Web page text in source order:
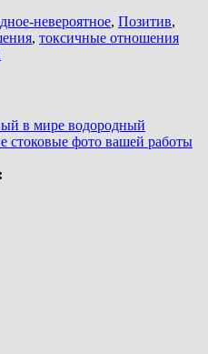
невероятное, Позитив,
, токсичные отношения
в мире водородный
стоковые фото вашей работы